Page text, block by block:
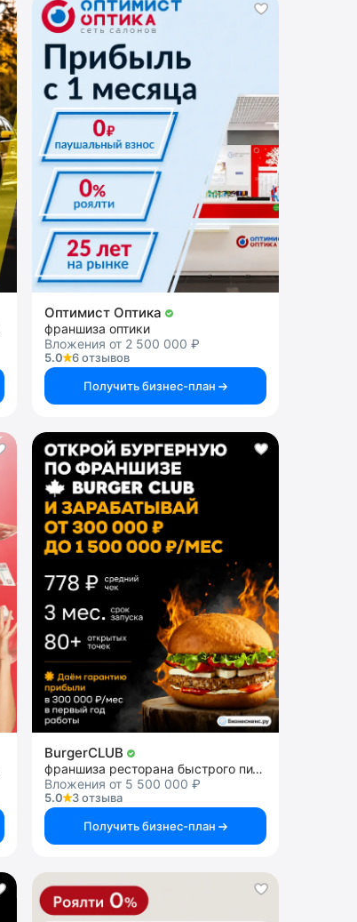
Оптимист Оптика
франшиза оптики
Вложения от 2 500 000 ₽
5.0
6 отзывов
Получить бизнес-план
BurgerCLUB
франшиза ресторана быстрого питания
Вложения от 5 500 000 ₽
5.0
3 отзыва
Получить бизнес-план